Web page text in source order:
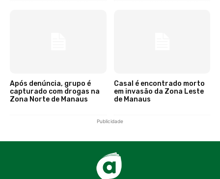
Após denúncia, grupo é
capturado com drogas na
Zona Norte de Manaus
Casal é encontrado morto
em invasão da Zona Leste
de Manaus
Publicidade